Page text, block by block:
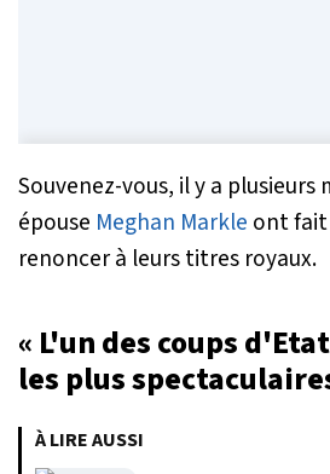
Souvenez-vous, il y a plusieurs
épouse Meghan Markle ont fait
renoncer à leurs titres royaux.
« L'un des coups
les plus
À LIRE AUSSI